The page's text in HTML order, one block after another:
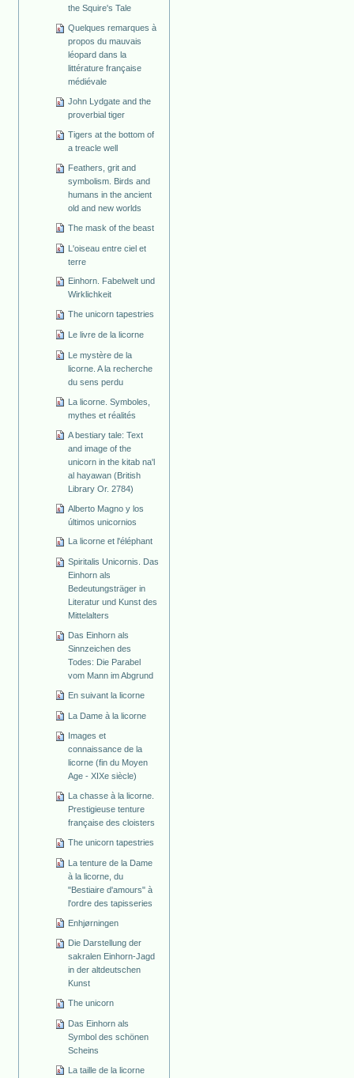
the Squire's Tale
Quelques remarques à
propos du mauvais
léopard dans la
littérature française
médiévale
John Lydgate and the
proverbial tiger
Tigers at the bottom of
a treacle well
Feathers, grit and
symbolism. Birds and
humans in the ancient
old and new worlds
The mask of the beast
L'oiseau entre ciel et
terre
Einhorn. Fabelwelt und
Wirklichkeit
The unicorn tapestries
Le livre de la licorne
Le mystère de la
licorne. A la recherche
du sens perdu
La licorne. Symboles,
mythes et réalités
A bestiary tale: Text
and image of the
unicorn in the kitab na'l
al hayawan (British
Library Or. 2784)
Alberto Magno y los
últimos unicornios
La licorne et l'éléphant
Spiritalis Unicornis. Das
Einhorn als
Bedeutungsträger in
Literatur und Kunst des
Mittelalters
Das Einhorn als
Sinnzeichen des
Todes: Die Parabel
vom Mann im Abgrund
En suivant la licorne
La Dame à la licorne
Images et
connaissance de la
licorne (fin du Moyen
Age - XIXe siècle)
La chasse à la licorne.
Prestigieuse tenture
française des cloisters
The unicorn tapestries
La tenture de la Dame
à la licorne, du
"Bestiaire d'amours" à
l'ordre des tapisseries
Enhjørningen
Die Darstellung der
sakralen Einhorn-Jagd
in der altdeutschen
Kunst
The unicorn
Das Einhorn als
Symbol des schönen
Scheins
La taille de la licorne